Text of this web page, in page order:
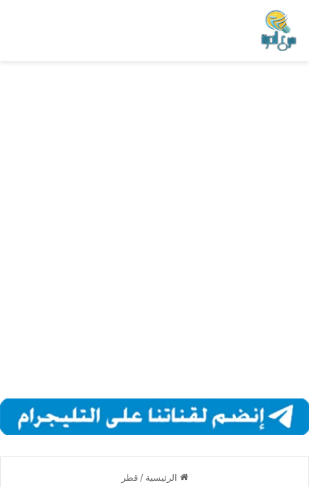
الرئيسية / قطر